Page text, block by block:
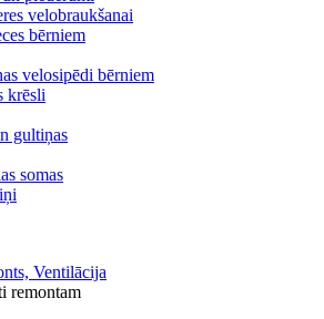
velobraukšanai
bērniem
velosipēdi bērniem
krēsli
gultiņas
somas
Ventilācija
remontam